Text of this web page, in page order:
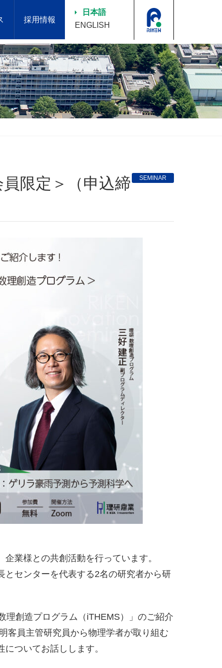
ENGLISH
日本語
採用情報
SEMINAR
業様との共創活動を行っています。
センターを代表する2名の研究者から研
理創造プログラム（iTHEMS）」のご紹介
客員主管研究員から物理学者が取り組む
ついてお話しします。